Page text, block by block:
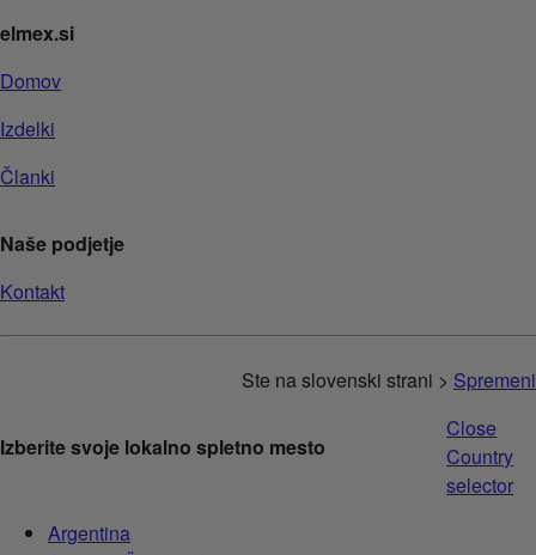
elmex.si
Domov
Izdelki
Članki
Naše podjetje
Kontakt
Ste na slovenski strani > Spremeni
Izberite svoje lokalno spletno mesto
Close
Country
selector
Argentina